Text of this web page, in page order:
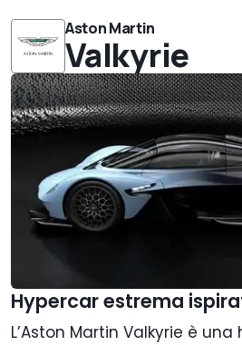
Aston Martin
Valkyrie
Hypercar estrema
L’Aston Martin Valkyrie è